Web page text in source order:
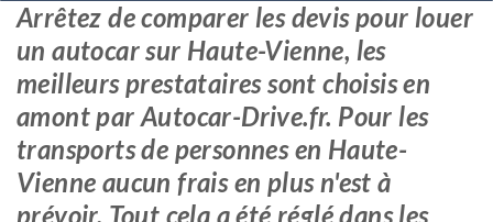
Arrêtez de comparer les devis pour louer
un autocar sur Haute-Vienne, les
meilleurs prestataires sont choisis en
amont par Autocar-Drive.fr. Pour les
transports de personnes en Haute-
Vienne aucun frais en plus n'est à
prévoir. Tout cela a été réglé dans les